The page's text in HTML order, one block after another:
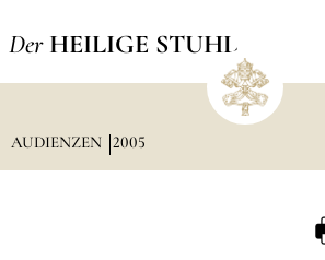
Der HEILIGE STUHL
AUDIENZEN 2005